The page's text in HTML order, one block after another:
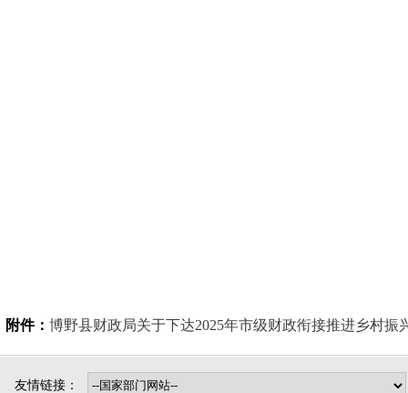
附件： 博野县财政局关于下达2025年市级财政衔接推进乡村振
友情链接：